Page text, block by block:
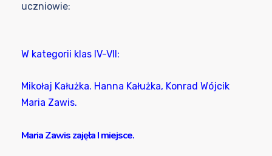
uczniowie:
W kategorii klas IV-VII:
Mikołaj Kałużka. Hanna Kałużka, Konrad Wójcik
Maria Zawis.
Maria Zawis zajęła I miejsce.